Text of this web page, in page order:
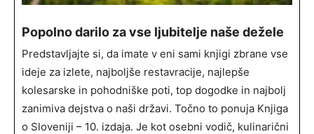
Popolno darilo za vse ljubitelje naše dežele
Predstavljajte si, da imate v eni sami knjigi zbrane vse
ideje za izlete, najboljše restavracije, najlepše
kolesarske in pohodniške poti, top dogodke in najbolj
zanimiva dejstva o naši državi. Točno to ponuja Knjiga
o Sloveniji – 10. izdaja. Je kot osebni vodič, kulinarični